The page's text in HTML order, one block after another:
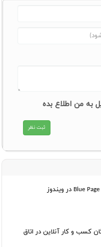
به من اطلاع بده
کسب و کار آنلاین در اتاق